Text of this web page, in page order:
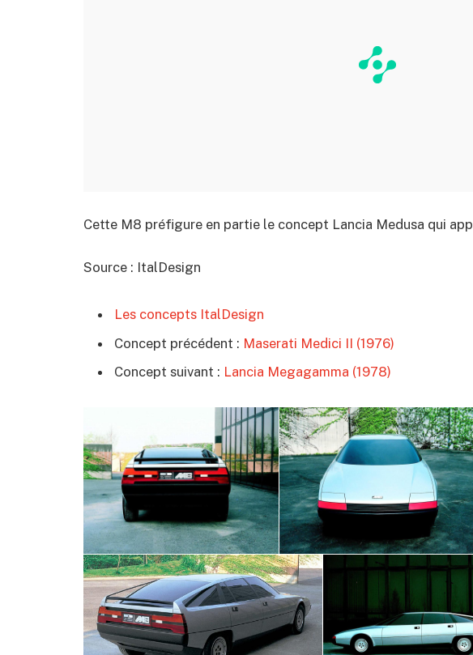
Cette M8 préfigure en partie le concept Lancia Medusa qui
Source : ItalDesign
Les concepts ItalDesign
Concept précédent : Maserati Medici II (1976)
Concept suivant : Lancia Megagamma (1978)